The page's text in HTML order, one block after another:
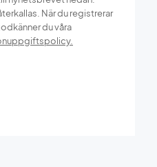
När du registrerar
du våra